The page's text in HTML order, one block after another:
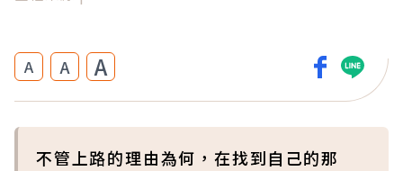
A A A
不管上路的理由為何，在找到自己的那